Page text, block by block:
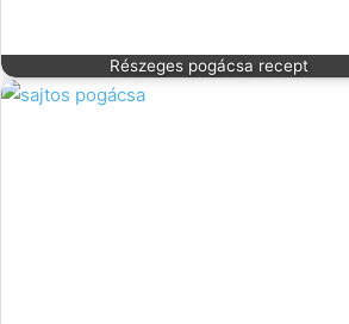
Részeges pogácsa recept